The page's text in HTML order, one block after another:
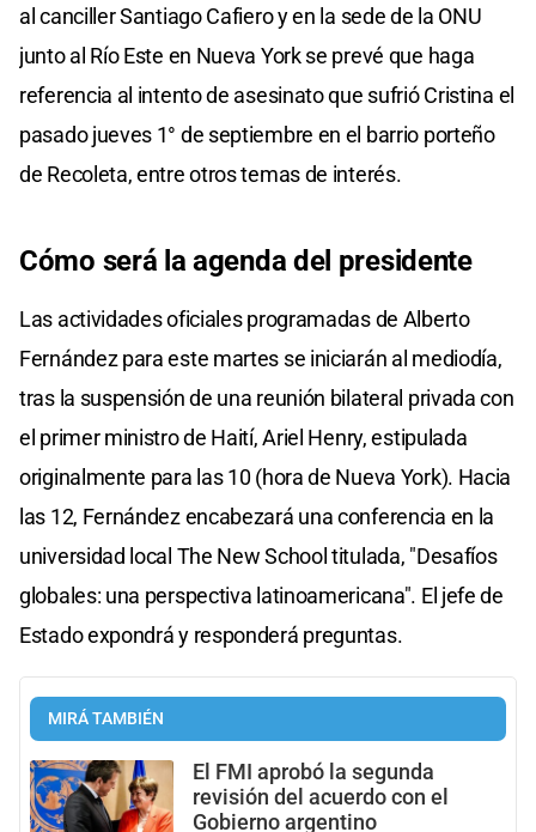
al canciller Santiago Cafiero y en la sede de la ONU
junto al Río Este en Nueva York se prevé que haga
referencia al intento de asesinato que sufrió Cristina el
pasado jueves 1° de septiembre en el barrio porteño
de Recoleta, entre otros temas de interés.
Cómo será la agenda del presidente
Las actividades oficiales programadas de Alberto
Fernández para este martes se iniciarán al mediodía,
tras la suspensión de una reunión bilateral privada con
el primer ministro de Haití, Ariel Henry, estipulada
originalmente para las 10 (hora de Nueva York). Hacia
las 12, Fernández encabezará una conferencia en la
universidad local The New School titulada, "Desafíos
globales: una perspectiva latinoamericana". El jefe de
Estado expondrá y responderá preguntas.
MIRÁ TAMBIÉN
El FMI aprobó la segunda
revisión del acuerdo con el
Gobierno argentino